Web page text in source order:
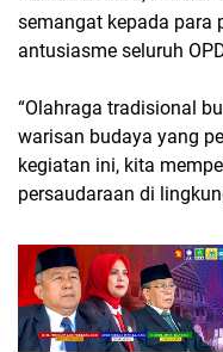
semangat kepada para
antusiasme seluruh
“Olahraga tradisional
warisan budaya yang
kegiatan ini, kita
persaudaraan di